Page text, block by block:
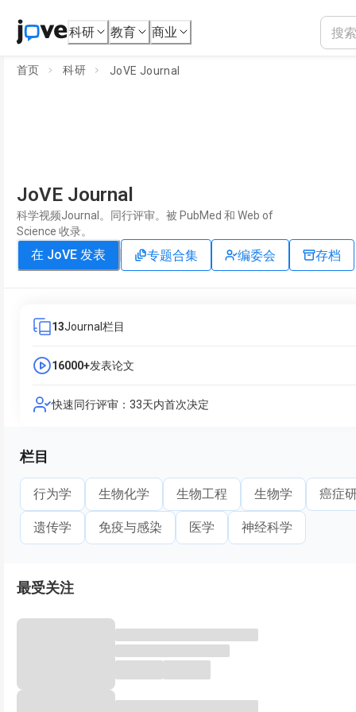
科研 教育 商业
首页 科研 JoVE Journal
JoVE Journal
科学视频Journal。同行评审。被 PubMed 和 Web of
Science 收录。
在 JoVE 发表 专题合集 编委会 存档
13Journal栏目
16000+发表论文
快速同行评审：33天内首次决定
栏目
行为学 生物化学 生物工程 生物学 癌症
遗传学 免疫与感染 医学 神经科学
最受关注